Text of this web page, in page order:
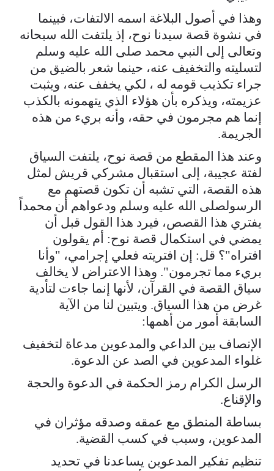
وهذا في أصول البلاغة اسمه الالتفات، فبينما
في نشوة قصة سيدنا نوح، إذ يلتفت الله سبحانه
وتعالى إلى النبي محمد صلى الله عليه وسلم
لتسليته والتخفيف عنه، حينما شعر بالضيق من
جراء تكذيب قومه له ، لكي يخفف عنه، ويثبت
عزيمته، ويذكره بأن هؤلاء الذي يتهمونه بالكذب
إنما هم مجرمون في حقه، وأنه بريء من هذه
الجريمة.
وعند هذا المقطع من قصة نوح، يلتفت السياق
لفتة عجيبة، إلى استقبال مشركي قريش لمثل
هذه القصة، التي تشبه أن تكون قصتهم مع
الرسولصلى الله عليه وسلم ودعواهم أن محمداً
يفتري هذا القصص، فيرد هذا القول قبل أن
يمضي في استكمال قصة نوح: أم يقولون
افتراه"؟ قل: إن افتريته فعلي إجرامي، "وأنا
بريء مما تجرمون". وهذا الاعتراض لا يخالف
سياق القصة في القرآن، لأنها إنما جاءت لتأدية
غرض من هذا السياق. ويتبين لنا من الآية
السابقة أمور من أهمها:
الإنصاف بين الداعي والمدعوين مدعاة لتخفيف
غلواء المدعوين في الصد عن الدعوة.
الرسل الكرام رمز الحكمة في الدعوة والحجة
والإقناع.
بساطة المنطق مع عمقه وصدقه مؤثران في
المدعوين، وسبب في كسب القضية.
تنظيم تفكير المدعوين يساعدنا في تحديد